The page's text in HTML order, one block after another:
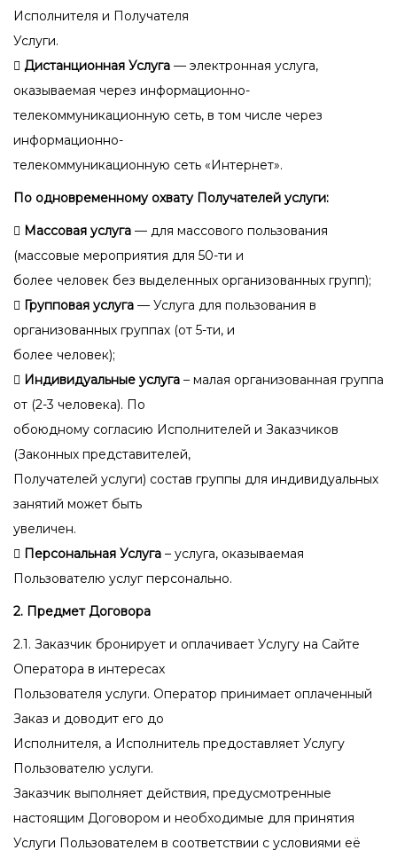
Исполнителя и Получателя
Услуги.
 Дистанционная Услуга — электронная услуга,
оказываемая через информационно-
телекоммуникационную сеть, в том числе через
информационно-
телекоммуникационную сеть «Интернет».
По одновременному охвату Получателей услуги:
 Массовая услуга — для массового пользования
(массовые мероприятия для 50-ти и
более человек без выделенных организованных групп);
 Групповая услуга — Услуга для пользования в
организованных группах (от 5-ти, и
более человек);
 Индивидуальные услуга – малая организованная группа
от (2-3 человека). По
обоюдному согласию Исполнителей и Заказчиков
(Законных представителей,
Получателей услуги) состав группы для индивидуальных
занятий может быть
увеличен.
 Персональная Услуга – услуга, оказываемая
Пользователю услуг персонально.
2. Предмет Договора
2.1. Заказчик бронирует и оплачивает Услугу на Сайте
Оператора в интересах
Пользователя услуги. Оператор принимает оплаченный
Заказ и доводит его до
Исполнителя, а Исполнитель предоставляет Услугу
Пользователю услуги.
Заказчик выполняет действия, предусмотренные
настоящим Договором и необходимые для принятия
Услуги Пользователем в соответствии с условиями её